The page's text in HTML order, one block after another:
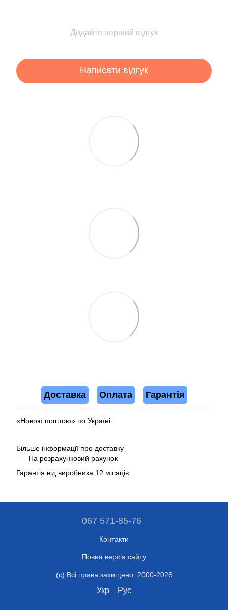
Додайте перший відгук
Написати відгук
Доставка Оплата Гарантія
«Новою поштою» по Україні.
Більше інформації про доставку
На розрахунковий рахунок
Гарантія від виробника 12 місяців.
067 571-85-76
Контакти
Повна версія сайту
(c) Всі права захищено. 2000-2026
Укр Рус